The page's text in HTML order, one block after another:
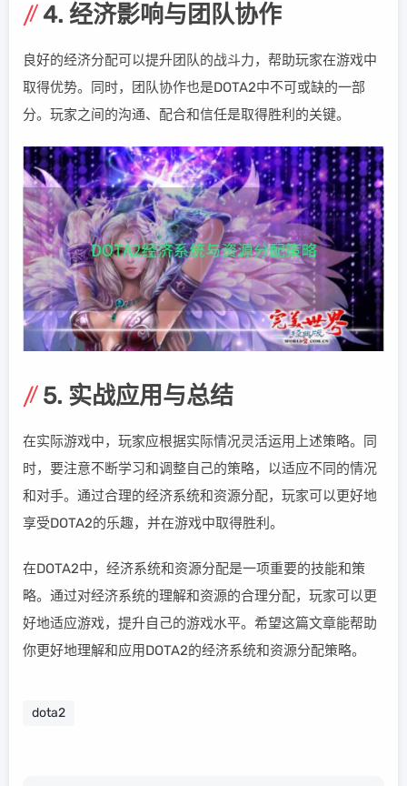
4. 经济影响与团队协作
良好的经济分配可以提升团队的战斗力，帮助玩家在游戏中
取得优势。同时，团队协作也是DOTA2中不可或缺的一部
分。玩家之间的沟通、配合和信任是取得胜利的关键。
5. 实战应用与总结
在实际游戏中，玩家应根据实际情况灵活运用上述策略。同
时，要注意不断学习和调整自己的策略，以适应不同的情况
和对手。通过合理的经济系统和资源分配，玩家可以更好地
享受DOTA2的乐趣，并在游戏中取得胜利。
在DOTA2中，经济系统和资源分配是一项重要的技能和策
略。通过对经济系统的理解和资源的合理分配，玩家可以更
好地适应游戏，提升自己的游戏水平。希望这篇文章能帮助
你更好地理解和应用DOTA2的经济系统和资源分配策略。
dota2